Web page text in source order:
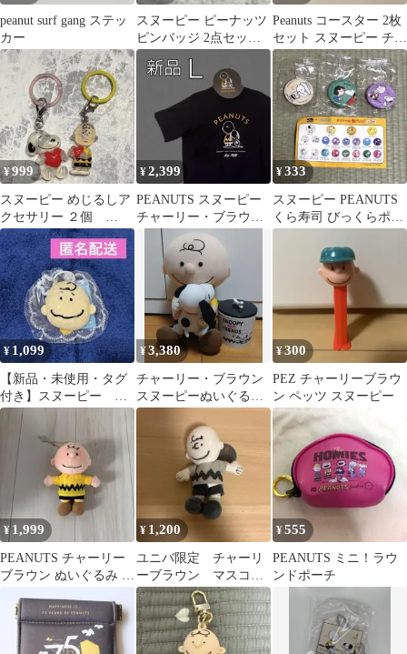
peanut surf gang ステッ
カー
スヌーピー ピーナッツ
ピンバッジ 2点セット
（チャーリー・ブラウ
ン）
Peanuts コースター 2枚
セット スヌーピー チャ
ーリーブラウン 赤 青
¥999
スヌーピー めじるしア
クセサリー ２個
SNOOPY チャーリーブ
ラウン
¥2,399
PEANUTS スヌーピー
チャーリー・ブラウン
Tシャツ ブラック Ｌ
¥333
スヌーピー PEANUTS
くら寿司 びっくらポン
缶バッジ チャーリーブ
¥ 1,099
【新品・未使用・タグ
付き】スヌーピー ダ
イカットスクイーズ
¥3,380
チャーリー・ブラウン
スヌーピーぬいぐるみ
&スヌーピークッキー
ポット(空き容器)
¥300
PEZ チャーリーブラウ
ン ペッツ スヌーピー
¥ 1,999
PEANUTS チャーリー
ブラウン ぬいぐるみ マ
¥ 1,200
ユニバ限定 チャーリ
ーブラウン マスコッ
ト キーホルダー モ
ノクロ
¥555
PEANUTS ミニ！ラウ
ンドポーチ